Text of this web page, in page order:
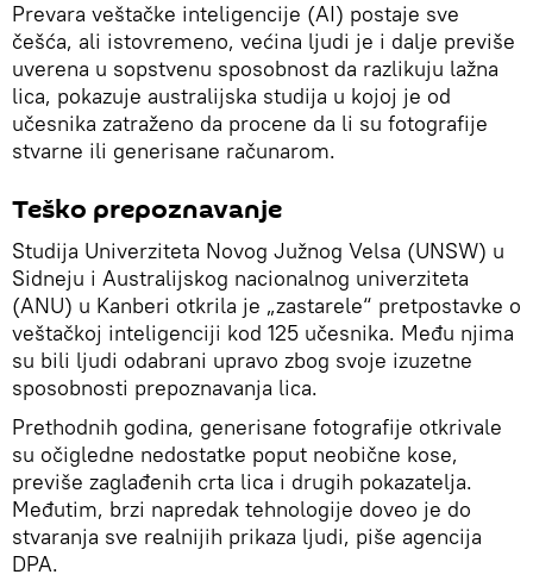
Prevara veštačke inteligencije (AI) postaje sve
češća, ali istovremeno, većina ljudi je i dalje previše
uverena u sopstvenu sposobnost da razlikuju lažna
lica, pokazuje australijska studija u kojoj je od
učesnika zatraženo da procene da li su fotografije
stvarne ili generisane računarom.
Teško prepoznavanje
Studija Univerziteta Novog Južnog Velsa (UNSW) u
Sidneju i Australijskog nacionalnog univerziteta
(ANU) u Kanberi otkrila je „zastarele“ pretpostavke o
veštačkoj inteligenciji kod 125 učesnika. Među njima
su bili ljudi odabrani upravo zbog svoje izuzetne
sposobnosti prepoznavanja lica.
Prethodnih godina, generisane fotografije otkrivale
su očigledne nedostatke poput neobične kose,
previše zaglađenih crta lica i drugih pokazatelja.
Međutim, brzi napredak tehnologije doveo je do
stvaranja sve realnijih prikaza ljudi, piše agencija
DPA.